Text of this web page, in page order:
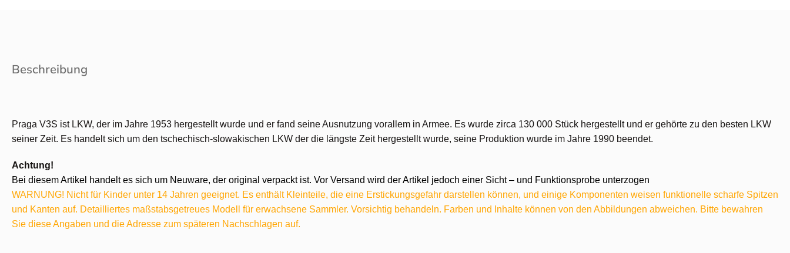
Beschreibung
Praga V3S ist LKW, der im Jahre 1953 hergestellt wurde und er fand seine Ausnutzung vorallem in Armee. Es wurde zirca 130 000 Stück hergestellt und er gehörte zu den besten LKW
seiner Zeit. Es handelt sich um den tschechisch-slowakischen LKW der die längste Zeit hergestellt wurde, seine Produktion wurde im Jahre 1990 beendet.
Achtung!
Bei diesem Artikel handelt es sich um Neuware, der original verpackt ist. Vor Versand wird der Artikel jedoch einer Sicht – und Funktionsprobe unterzogen
WARNUNG! Nicht für Kinder unter 14 Jahren geeignet. Es enthält Kleinteile, die eine Erstickungsgefahr darstellen können, und einige Komponenten weisen funktionelle scharfe Spitzen
und Kanten auf. Detailliertes maßstabsgetreues Modell für erwachsene Sammler. Vorsichtig behandeln. Farben und Inhalte können von den Abbildungen abweichen. Bitte bewahren
Sie diese Angaben und die Adresse zum späteren Nachschlagen auf.